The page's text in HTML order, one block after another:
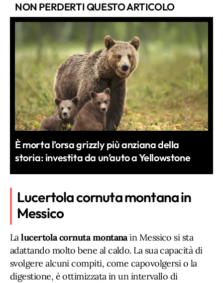
NON PERDERTI QUESTO ARTICOLO
È morta l’orsa grizzly più anziana della
storia: investita da un’auto a Yellowstone
Lucertola cornuta montana in
Messico
Lalucertola cornuta montanain Messico si sta
adattando molto bene al caldo. La sua capacità di
svolgere alcuni compiti, come capovolgersi o la
digestione, è ottimizzata in un intervallo di